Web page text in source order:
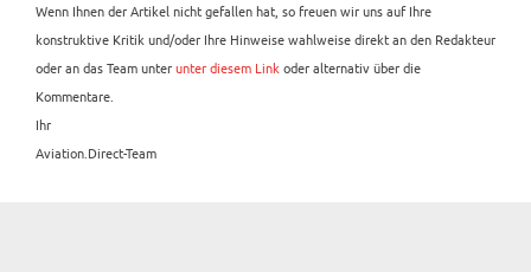
Wenn Ihnen der Artikel nicht gefallen hat, so freuen wir uns auf Ihre
konstruktive Kritik und/oder Ihre Hinweise wahlweise direkt an den Redakteur
oder an das Team unterunter diesem Linkoder alternativ über die
Kommentare.
Ihr
Aviation.Direct-Team